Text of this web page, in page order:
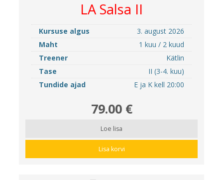
LA Salsa II
Kursuse algus
3. august 2026
Maht
1 kuu / 2 kuud
Treener
Kätlin
Tase
II (3-4. kuu)
Tundide ajad
E ja K kell 20:00
79.00 €
Loe lisa
Lisa korvi